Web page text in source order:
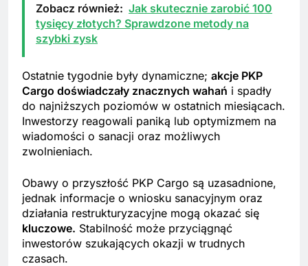
Zobacz również: Jak skutecznie zarobić 100
tysięcy złotych? Sprawdzone metody na
szybki zysk
Ostatnie tygodnie były dynamiczne; akcje PKP
Cargo doświadczały znacznych wahań i spadły
do najniższych poziomów w ostatnich miesiącach.
Inwestorzy reagowali paniką lub optymizmem na
wiadomości o sanacji oraz możliwych
zwolnieniach.
Obawy o przyszłość PKP Cargo są uzasadnione,
jednak informacje o wniosku sanacyjnym oraz
działania restrukturyzacyjne mogą okazać się
kluczowe. Stabilność może przyciągnąć
inwestorów szukających okazji w trudnych
czasach.